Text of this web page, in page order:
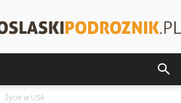
Życie w USA